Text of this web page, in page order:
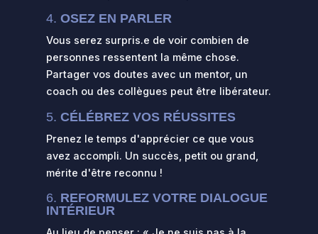
4. OSEZ EN PARLER
Vous serez surpris.e de voir combien de
personnes ressentent la même chose.
Partager vos doutes avec un mentor, un
coach ou des collègues peut être libérateur.
5. CÉLÉBREZ VOS RÉUSSITES
Prenez le temps d'apprécier ce que vous
avez accompli. Un succès, petit ou grand,
mérite d'être reconnu !
6. REFORMULEZ VOTRE DIALOGUE
INTÉRIEUR